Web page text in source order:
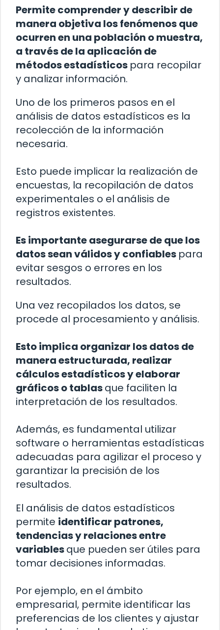
Permite comprender y describir de
manera objetiva los fenómenos que
ocurren en una población o muestra,
a través de la aplicación de
métodos estadísticos para recopilar
y analizar información.
Uno de los primeros pasos en el
análisis de datos estadísticos es la
recolección de la información
necesaria.
Esto puede implicar la realización de
encuestas, la recopilación de datos
experimentales o el análisis de
registros existentes.
Es importante asegurarse de que los
datos sean válidos y confiables para
evitar sesgos o errores en los
resultados.
Una vez recopilados los datos, se
procede al procesamiento y análisis.
Esto implica organizar los datos de
manera estructurada, realizar
cálculos estadísticos y elaborar
gráficos o tablasque faciliten la
interpretación de los resultados.
Además, es fundamental utilizar
software o herramientas estadísticas
adecuadas para agilizar el proceso y
garantizar la precisión de los
resultados.
El análisis de datos estadísticos
permite identificar patrones,
tendencias y relaciones entre
variablesque pueden ser útiles para
tomar decisiones informadas.
Por ejemplo, en el ámbito
empresarial, permite identificar las
preferencias de los clientes y ajustar